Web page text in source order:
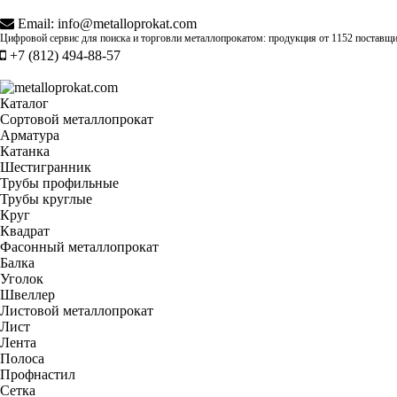
Email: info@metalloprokat.com
Цифровой сервис для поиска и торговли металлопрокатом: продукция от 1152
+7 (812) 494-88-57
Каталог
Сортовой металлопрокат
Арматура
Катанка
Шестигранник
Трубы профильные
Трубы круглые
Круг
Квадрат
Фасонный металлопрокат
Балка
Уголок
Швеллер
Листовой металлопрокат
Лист
Лента
Полоса
Профнастил
Сетка